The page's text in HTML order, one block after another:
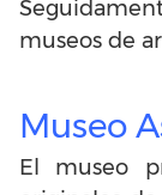
museos de
Museo
El museo